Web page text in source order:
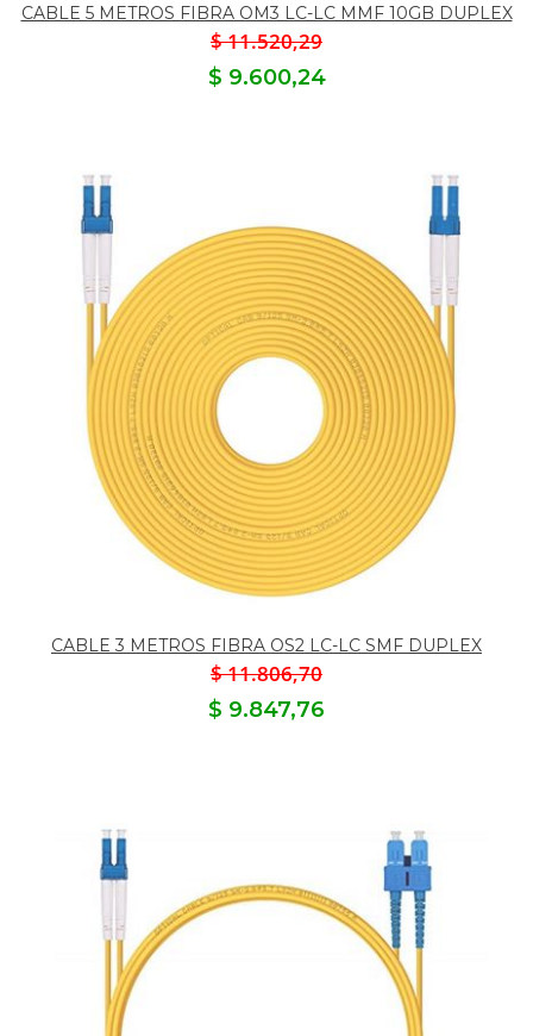
CABLE 5 METROS FIBRA OM3 LC-LC MMF 10GB DUPLEX
$ 11.520,29
$ 9.600,24
CABLE 3 METROS FIBRA OS2 LC-LC SMF DUPLEX
$ 11.806,70
$ 9.847,76